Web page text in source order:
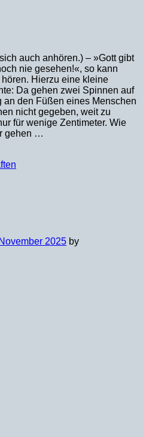
auch anhören.) – »Gott gibt
nie gesehen!«, so kann
Hierzu eine kleine
Da gehen zwei Spinnen auf
den Füßen eines Menschen
nicht gegeben, weit zu
für wenige Zentimeter. Wie
gehen …
2025 by